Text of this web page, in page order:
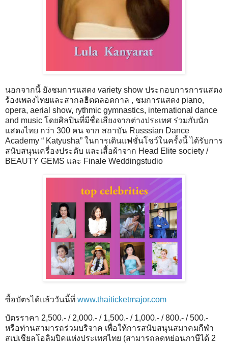
นอกจากนี้ ยังชมการแสดง variety show ประกอบการการแสดง
ร้องเพลงไทยและสากลฮิตตลอดกาล , ชมการแสดง piano,
opera, aerial show, rythmic gymnastics, international dance
and music โดยศิลปินที่มีชื่อเสียงจากต่างประเทศ ร่วมกับนัก
แสดงไทย กว่า 300 คน จาก สถาบัน Russsian Dance
Academy “ Katyusha” ในการเดินแฟชั่นโชว์ในครั้งนี้ ได้รับการ
สนับสนุนเครื่องประดับ และเสื้อผ้าจาก Head Elite society /
BEAUTY GEMS และ Finale Weddingstudio
ซื้อบัตรได้แล้ววันนี้ที่ www.thaiticketmajor.com
บัตรราคา 2,500.- / 2,000.- / 1,500.- / 1,000.- / 800.- / 500.-
หรือท่านสามารถร่วมบริจาค เพื่อให้การสนับสนุนสมาคมกีฬา
สเปเชียลโอลิมปิคแห่งประเทศไทย (สามารถลดหย่อนภาษีได้ 2